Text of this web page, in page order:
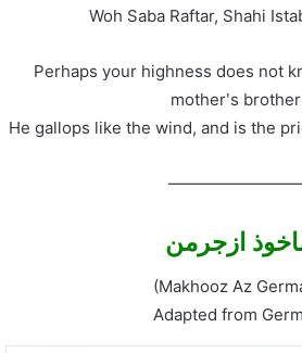
Woh Saba Raftar, Shahi
Perhaps your highness does not
motherʹs
He gallops like the wind, and is the
ازجرمن
(Makhooz Az
Adapted from